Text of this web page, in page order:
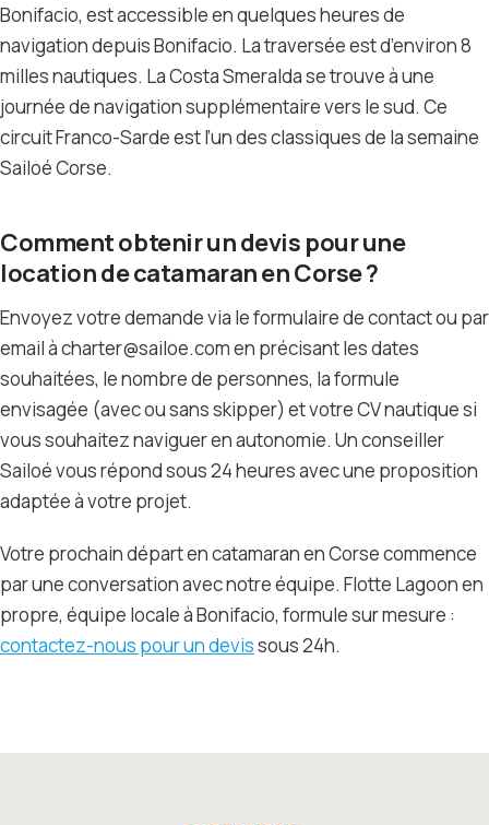
Bonifacio, est accessible en quelques heures de
navigation depuis Bonifacio. La traversée est d’environ 8
milles nautiques. La Costa Smeralda se trouve à une
journée de navigation supplémentaire vers le sud. Ce
circuit Franco-Sarde est l’un des classiques de la semaine
Sailoé Corse.
Comment obtenir un devis pour une
location de catamaran en Corse ?
Envoyez votre demande via le formulaire de contact ou par
email à charter@sailoe.com en précisant les dates
souhaitées, le nombre de personnes, la formule
envisagée (avec ou sans skipper) et votre CV nautique si
vous souhaitez naviguer en autonomie. Un conseiller
Sailoé vous répond sous 24 heures avec une proposition
adaptée à votre projet.
Votre prochain départ en catamaran en Corse commence
par une conversation avec notre équipe. Flotte Lagoon en
propre, équipe locale à Bonifacio, formule sur mesure :
contactez-nous pour un devissous 24h.